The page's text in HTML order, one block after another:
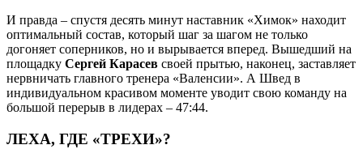
И правда – спустя десять минут наставник «Химок» находит
оптимальный состав, который шаг за шагом не только
догоняет соперников, но и вырывается вперед. Вышедший на
площадку Сергей Карасев своей прытью, наконец, заставляет
нервничать главного тренера «Валенсии». А Швед в
индивидуальном красивом моменте уводит свою команду на
большой перерыв в лидерах – 47:44.
ЛЕХА, ГДЕ «ТРЕХИ»?